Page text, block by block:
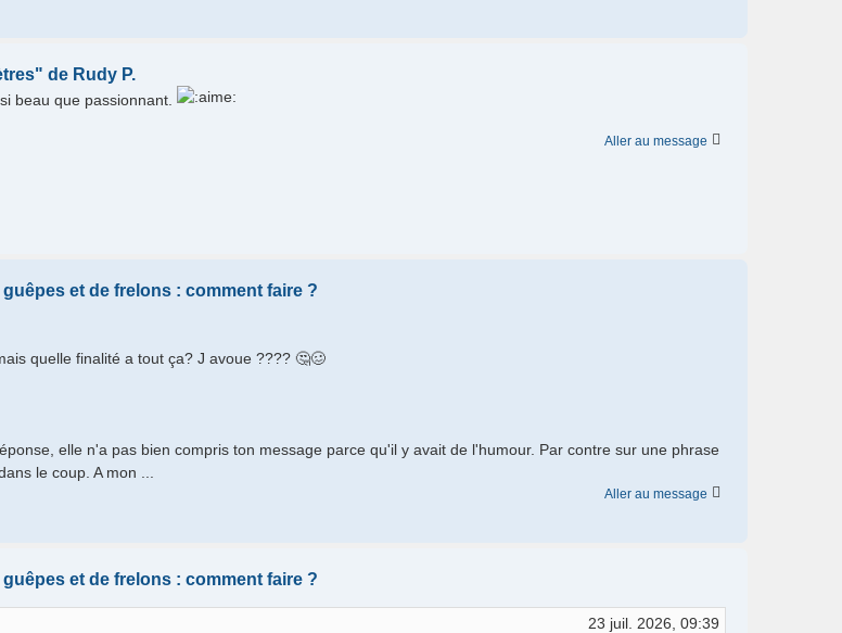
de Rudy P.
beau que passionnant.
Aller au message
et de frelons : comment faire ?
quelle finalité a tout ça? J avoue ???? 🤔🥴
elle n'a pas bien compris ton message parce qu'il y avait de l'humour. Par contre sur une phrase
le coup. A mon ...
Aller au message
et de frelons : comment faire ?
23 juil. 2026, 09:39